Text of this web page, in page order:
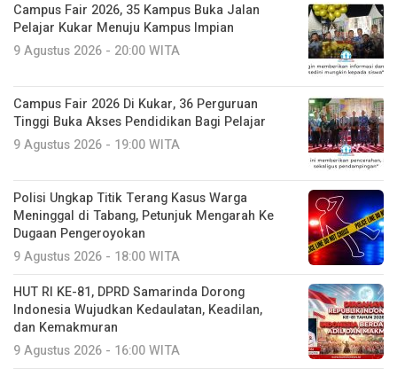
Campus Fair 2026, 35 Kampus Buka Jalan
Pelajar Kukar Menuju Kampus Impian
9 Agustus 2026 - 20:00 WITA
Campus Fair 2026 Di Kukar, 36 Perguruan
Tinggi Buka Akses Pendidikan Bagi Pelajar
9 Agustus 2026 - 19:00 WITA
Polisi Ungkap Titik Terang Kasus Warga
Meninggal di Tabang, Petunjuk Mengarah Ke
Dugaan Pengeroyokan
9 Agustus 2026 - 18:00 WITA
HUT RI KE-81, DPRD Samarinda Dorong
Indonesia Wujudkan Kedaulatan, Keadilan,
dan Kemakmuran
9 Agustus 2026 - 16:00 WITA